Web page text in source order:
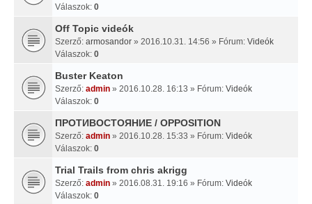
Válaszok: 0
Off Topic videók
Szerző: armosandor » 2016.10.31. 14:56 » Fórum: Videók
Válaszok: 0
Buster Keaton
Szerző: admin » 2016.10.28. 16:13 » Fórum: Videók
Válaszok: 0
ПРОТИВОСТОЯНИЕ / OPPOSITION
Szerző: admin » 2016.10.28. 15:33 » Fórum: Videók
Válaszok: 0
Trial Trails from chris akrigg
Szerző: admin » 2016.08.31. 19:16 » Fórum: Videók
Válaszok: 0